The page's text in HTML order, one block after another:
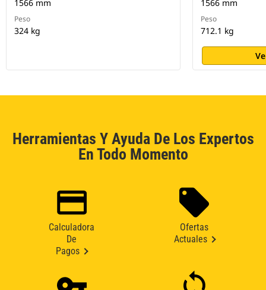
1566 mm
Peso
324 kg
1566 mm
Peso
712.1 kg
Herramientas Y Ayuda De Los Expertos
En Todo Momento
Calculadora
De
Pagos
Ofertas
Actuales